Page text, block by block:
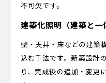
不可欠です。
建築化照明（建築と一
壁・天井・床などの建築
込む手法です。新築設計
り、完成後の追加・変更